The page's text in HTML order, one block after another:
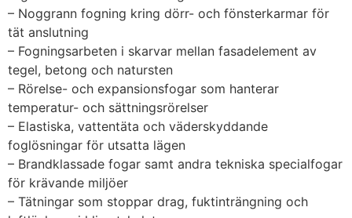
– Noggrann fogning kring dörr- och fönsterkarmar för
tät anslutning
– Fogningsarbeten i skarvar mellan fasadelement av
tegel, betong och natursten
– Rörelse- och expansionsfogar som hanterar
temperatur- och sättningsrörelser
– Elastiska, vattentäta och väderskyddande
foglösningar för utsatta lägen
– Brandklassade fogar samt andra tekniska specialfogar
för krävande miljöer
– Tätningar som stoppar drag, fuktinträngning och